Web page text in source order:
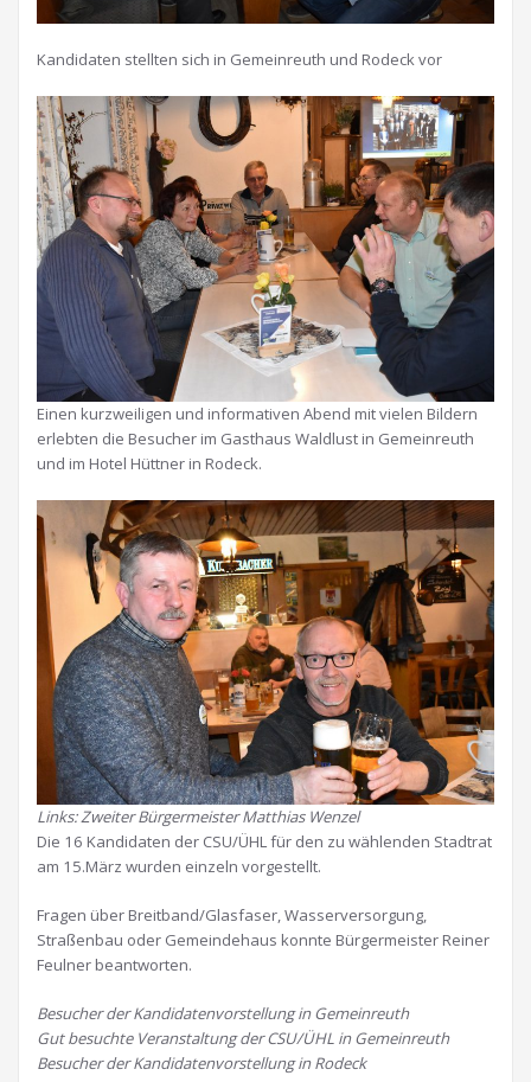
Kandidaten stellten sich in Gemeinreuth und Rodeck vor
Einen kurzweiligen und informativen Abend mit vielen Bildern
erlebten die Besucher im Gasthaus Waldlust in Gemeinreuth
und im Hotel Hüttner in Rodeck.
Links: Zweiter Bürgermeister Matthias Wenzel
Die 16 Kandidaten der CSU/ÜHL für den zu wählenden Stadtrat
am 15.März wurden einzeln vorgestellt.
Fragen über Breitband/Glasfaser, Wasserversorgung,
Straßenbau oder Gemeindehaus konnte Bürgermeister Reiner
Feulner beantworten.
Besucher der Kandidatenvorstellung in Gemeinreuth
Gut besuchte Veranstaltung der CSU/ÜHL in Gemeinreuth
Besucher der Kandidatenvorstellung in Rodeck